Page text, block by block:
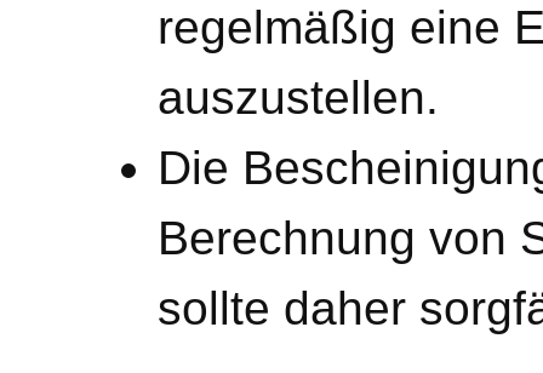
regelmäßig eine
auszustellen.
Die
Berechnung von
sollte daher